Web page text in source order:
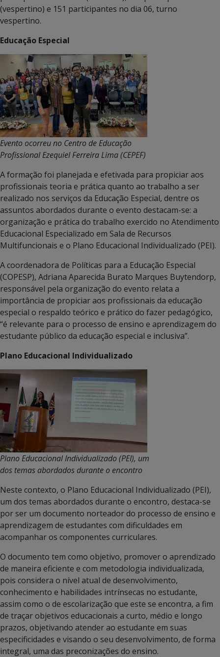
(vespertino) e 151 participantes no dia 06, turno
vespertino.
Educação Especial
Evento ocorreu no Centro de Educação
Profissional Ezequiel Ferreira Lima (CEPEF)
A formação foi planejada e efetivada para propiciar aos
profissionais teoria e prática quanto ao trabalho a ser
realizado nos serviços da Educação Especial, dentre os
assuntos abordados durante o evento destacam-se: a
organização e prática do trabalho exercido no Atendimento
Educacional Especializado em Sala de Recursos
Multifuncionais e o Plano Educacional Individualizado (PEI).
A coordenadora de Políticas para a Educação Especial
(COPESP), Adriana Aparecida Burato Marques Buytendorp,
responsável pela organização do evento relata a
importância de propiciar aos profissionais da educação
especial o respaldo teórico e prático do fazer pedagógico,
“é relevante para o processo de ensino e aprendizagem do
estudante público da educação especial e inclusiva”.
Plano Educacional Individualizado
Plano Educacional Individualizado (PEI), um
dos temas abordados durante o encontro
Neste contexto, o Plano Educacional Individualizado (PEI),
um dos temas abordados durante o encontro, destaca-se
por ser um documento norteador do processo de ensino e
aprendizagem de estudantes com dificuldades em
acompanhar os componentes curriculares.
O documento tem como objetivo, promover o aprendizado
de maneira eficiente e com metodologia individualizada,
pois considera o nível atual de desenvolvimento,
conhecimento e habilidades intrínsecas no estudante,
assim como o de escolarização que este se encontra, a fim
de traçar objetivos educacionais a curto, médio e longo
prazos, objetivando atender ao estudante em suas
especificidades e visando o seu desenvolvimento, de forma
integral, uma das preconizações do ensino.